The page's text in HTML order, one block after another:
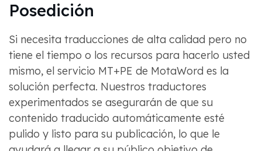
Posedición
Si necesita traducciones de alta calidad pero no
tiene el tiempo o los recursos para hacerlo usted
mismo, el servicio MT+PE de MotaWord es la
solución perfecta. Nuestros traductores
experimentados se asegurarán de que su
contenido traducido automáticamente esté
pulido y listo para su publicación, lo que le